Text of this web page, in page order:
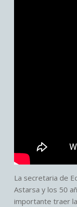
La secretaria de
Astarsa y los 50
importante traer